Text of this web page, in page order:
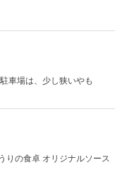
車場は、少し狭いやも
の食卓 オリジナルソース